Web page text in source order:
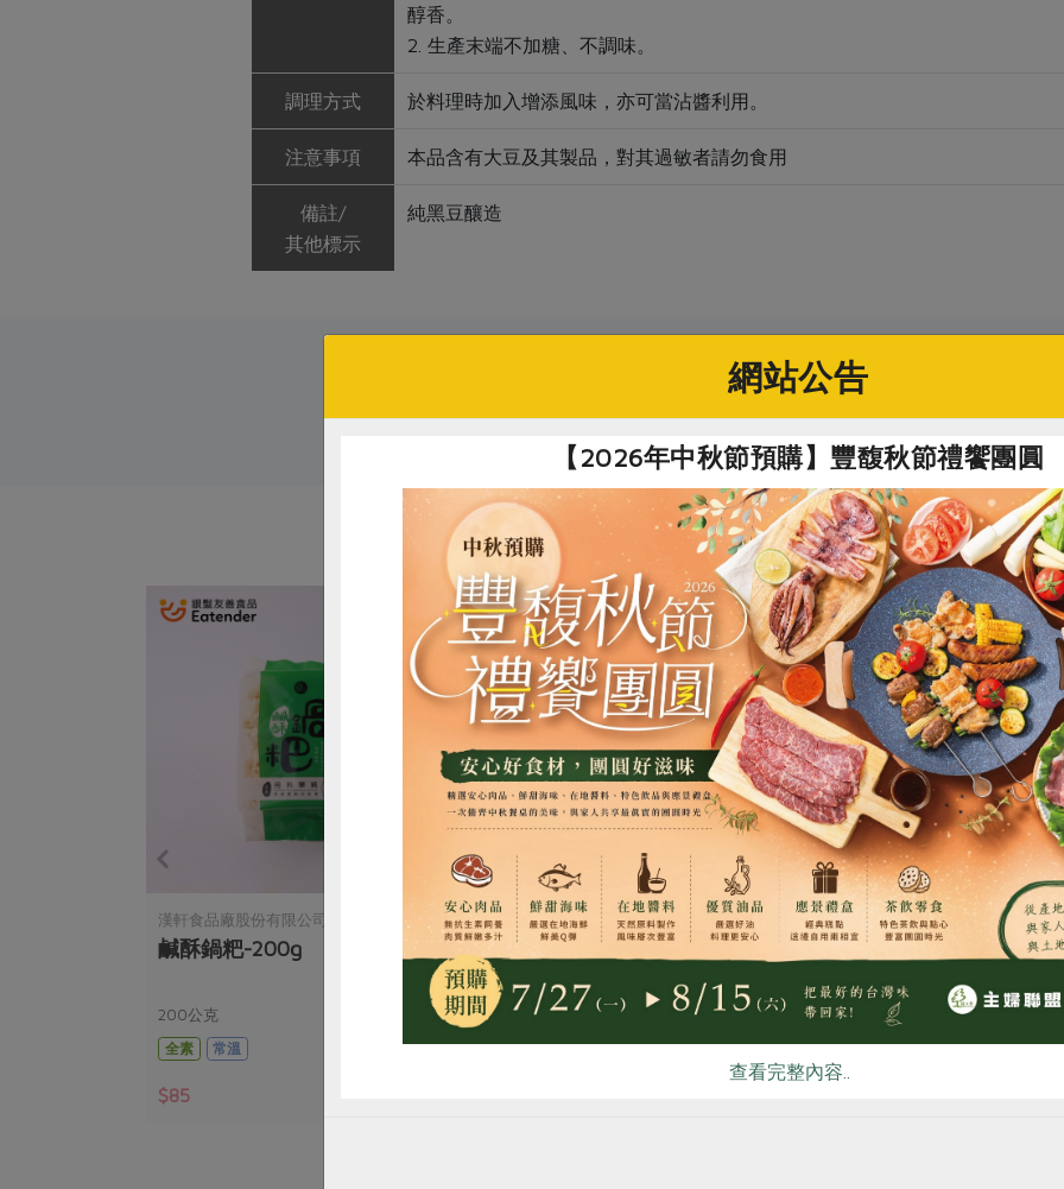
醇香。
2. 生產末端不加糖、不調味。
調理方式 於料理時加入增添風味，亦可當沾醬利用。
注意事項 本品含有大豆及其製品，對其過敏者請勿食用
備註/
其他標示
純黑豆釀造
關鍵字
你可能有興趣的產品
漢軒食品廠股份有限公司
鹹酥鍋粑-200g
200公克
全素
常溫
$85
薌園生技股份有限公司
黑芝麻五寶沖調粉(無加糖)
450公克
全素
常溫
慕渴股份有限公司
鮮乳坊吃吃鮮乳優格750g
750公克
奶素
冷藏
惜食 RPET 食譜 減硝酸鹽 雞蛋 食安 共同
網站公告
【2026年中秋節預購】豐馥秋節禮饗團圓
查看完整內容..